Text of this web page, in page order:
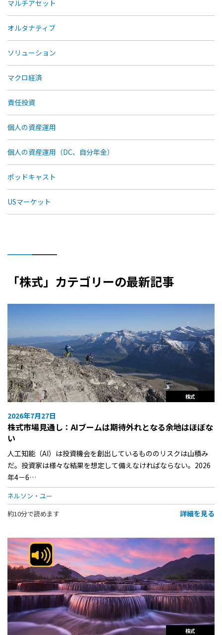
マルチアセット
オルタナティブ
ソリューション
マクロ経済
責任投資
個人の資産運用
個人の資産運用（DC、自分年金）
ポッドキャスト
USマーケット
「株式」カテゴリーの最新記事
株式
2026年7月27日
株式市場見通し：AIブームは期待外れとなる余地はほぼな
い
人工知能（AI）は投資機会を創出しているもののリスクは山積み
だ。投資家は様々な結果を想定して備えなければならない。2026
年4－6…
ネルソン・ユー
約10分で読めます
詳細を見る
株式